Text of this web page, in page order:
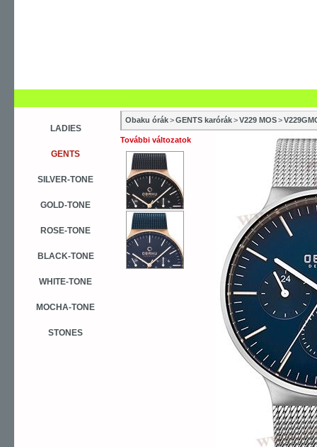
LADIES
GENTS
SILVER-TONE
GOLD-TONE
ROSE-TONE
BLACK-TONE
WHITE-TONE
MOCHA-TONE
STONES
Obaku órák>GENTS karórák>V229 MOS>
További változatok